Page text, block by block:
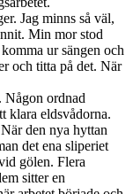
Jag minns så väl,
Min mor stod
ur sängen och
och titta på det. När
Någon ordnad
klara eldsvådorna.
den nya hyttan
det ena sliperiet
gölen. Flera
sitter en